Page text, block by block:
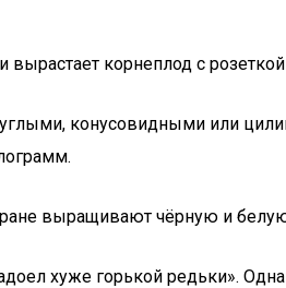
корнеплод с
конусовидными или
выращивают чёрную и
хуже горькой редьки».